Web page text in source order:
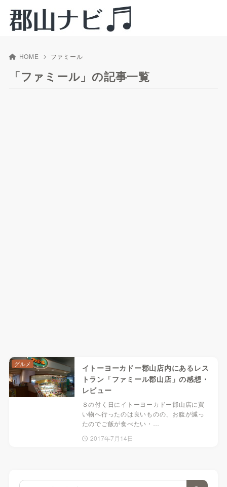
HOME ファミール
「ファミール」の記事一覧
イトーヨーカドー郡山店内にあるレス
トラン「ファミール郡山店」の感想・
レビュー
８の付く日にイトーヨーカドー郡山店に買
い物へ行ったのは良いものの、お腹が減っ
たのでご飯が食べたい・…
2017年7月14日
グルメ